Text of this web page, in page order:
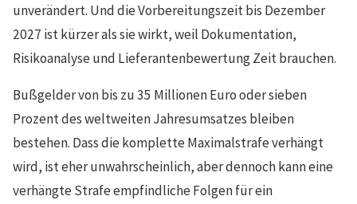
unverändert. Und die Vorbereitungszeit bis Dezember
2027 ist kürzer als sie wirkt, weil Dokumentation,
Risikoanalyse und Lieferantenbewertung Zeit brauchen.
Bußgelder von bis zu 35 Millionen Euro oder sieben
Prozent des weltweiten Jahresumsatzes bleiben
bestehen. Dass die komplette Maximalstrafe verhängt
wird, ist eher unwahrscheinlich, aber dennoch kann eine
verhängte Strafe empfindliche Folgen für ein